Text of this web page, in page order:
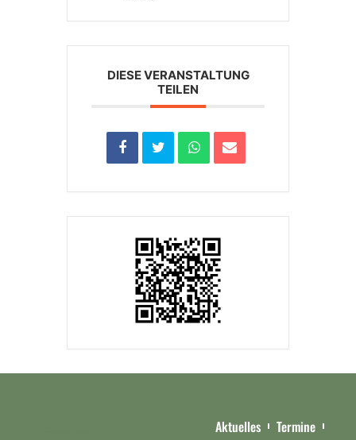
DIESE VERANSTALTUNG
TEILEN
Aktuelles Termine